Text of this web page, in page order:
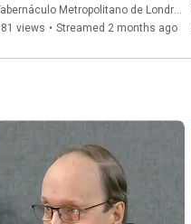
MastersMetropolitano de Londres
views • Streamed 2 months ago